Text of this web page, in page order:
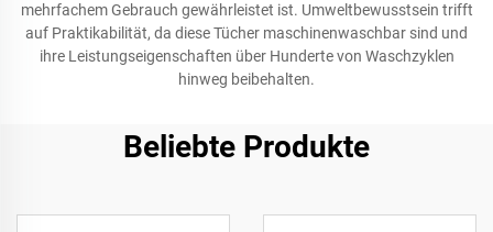
mehrfachem Gebrauch gewährleistet ist. Umweltbewusstsein trifft
auf Praktikabilität, da diese Tücher maschinenwaschbar sind und
ihre Leistungseigenschaften über Hunderte von Waschzyklen
hinweg beibehalten.
Beliebte Produkte